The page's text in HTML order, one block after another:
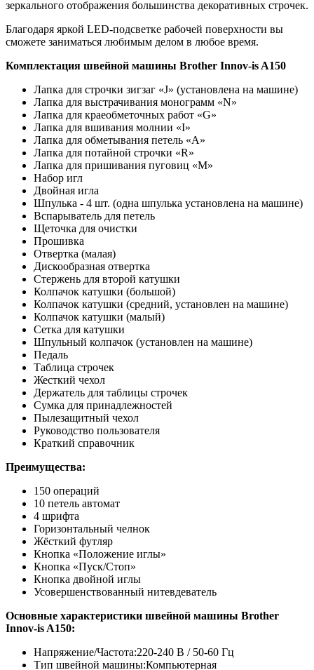
зеркального отображения большинства декоративных строчек.
Благодаря яркой LED-подсветке рабочей поверхности вы
сможете заниматься любимым делом в любое время.
Комплектация швейной машины Brother Innov-is A150
Лапка для строчки зигзаг «J» (установлена на машине)
Лапка для выстрачивания монограмм «N»
Лапка для краеобметочных работ «G»
Лапка для вшивания молнии «I»
Лапка для обметывания петель «A»
Лапка для потайной строчки «R»
Лапка для пришивания пуговиц «M»
Набор игл
Двойная игла
Шпулька - 4 шт. (одна шпулька установлена на машине)
Вспарыватель для петель
Щеточка для очистки
Прошивка
Отвертка (малая)
Дискообразная отвертка
Стержень для второй катушки
Колпачок катушки (большой)
Колпачок катушки (средний, установлен на машине)
Колпачок катушки (малый)
Сетка для катушки
Шпульный колпачок (установлен на машине)
Педаль
Таблица строчек
Жесткий чехол
Держатель для таблицы строчек
Сумка для принадлежностей
Пылезащитный чехол
Руководство пользователя
Краткий справочник
Преимущества:
150 операций
10 петель автомат
4 шрифта
Горизонтальный челнок
Жёсткий футляр
Кнопка «Положение иглы»
Кнопка «Пуск/Стоп»
Кнопка двойной иглы
Усовершенствованный нитевдеватель
Основные характеристики швейной машины Brother
Innov-is A150:
Напряжение/Частота:220-240 В / 50-60 Гц
Тип швейной машины:Компьютерная